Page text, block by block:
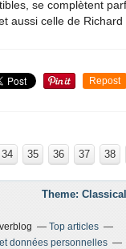
se complètent
aussi celle de
Repost
34 35 36 37 38
Theme:
Top articles
données personnelles